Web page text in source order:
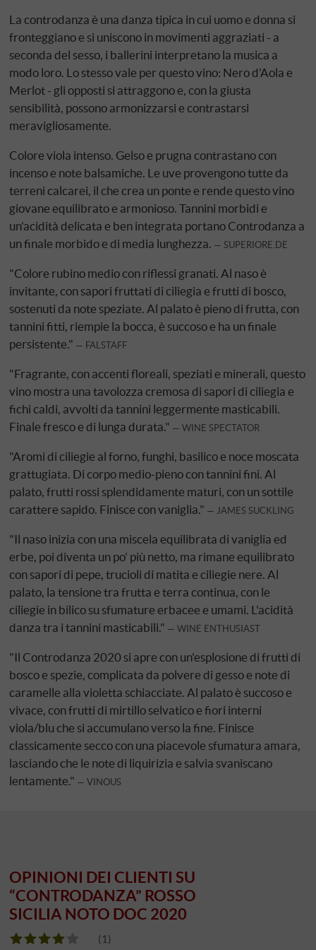
La controdanza è una danza tipica in cui uomo e donna si
fronteggiano e si uniscono in movimenti aggraziati - a
seconda del sesso, i ballerini interpretano la musica a
modo loro. Lo stesso vale per questo vino: Nero d'Aola e
Merlot - gli opposti si attraggono e, con la giusta
sensibilità, possono armonizzarsi e contrastarsi
meravigliosamente.
Colore viola intenso. Gelso e prugna contrastano con
incenso e note balsamiche. Le uve provengono tutte da
terreni calcarei, il che crea un ponte e rende questo vino
giovane equilibrato e armonioso. Tannini morbidi e
un'acidità delicata e ben integrata portano Controdanza a
un finale morbido e di media lunghezza.
SUPERIORE.DE
"Colore rubino medio con riflessi granati. Al naso è
invitante, con sapori fruttati di ciliegia e frutti di bosco,
sostenuti da note speziate. Al palato è pieno di frutta, con
tannini fitti, riempie la bocca, è succoso e ha un finale
persistente."
FALSTAFF
"Fragrante, con accenti floreali, speziati e minerali, questo
vino mostra una tavolozza cremosa di sapori di ciliegia e
fichi caldi, avvolti da tannini leggermente masticabili.
Finale fresco e di lunga durata."
WINE SPECTATOR
"Aromi di ciliegie al forno, funghi, basilico e noce moscata
grattugiata. Di corpo medio-pieno con tannini fini. Al
palato, frutti rossi splendidamente maturi, con un sottile
carattere sapido. Finisce con vaniglia."
JAMES SUCKLING
"Il naso inizia con una miscela equilibrata di vaniglia ed
erbe, poi diventa un po' più netto, ma rimane equilibrato
con sapori di pepe, trucioli di matita e ciliegie nere. Al
palato, la tensione tra frutta e terra continua, con le
ciliegie in bilico su sfumature erbacee e umami. L'acidità
danza tra i tannini masticabili."
WINE ENTHUSIAST
"Il Controdanza 2020 si apre con un'esplosione di frutti di
bosco e spezie, complicata da polvere di gesso e note di
caramelle alla violetta schiacciate. Al palato è succoso e
vivace, con frutti di mirtillo selvatico e fiori interni
viola/blu che si accumulano verso la fine. Finisce
classicamente secco con una piacevole sfumatura amara,
lasciando che le note di liquirizia e salvia svaniscano
lentamente."
VINOUS
OPINIONI DEI CLIENTI SU
“CONTRODANZA” ROSSO
SICILIA NOTO DOC 2020
(1)